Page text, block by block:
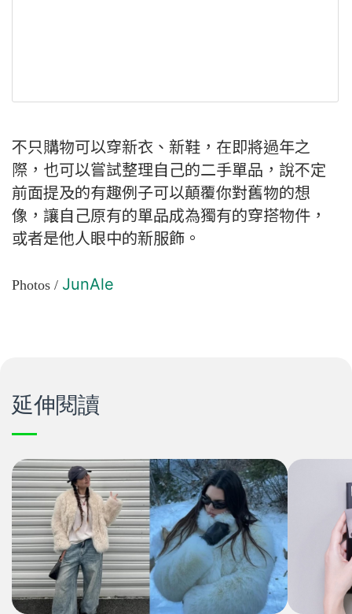
不只購物可以穿新衣、新鞋，在即將過年之
際，也可以嘗試整理自己的二手單品，說不定
前面提及的有趣例子可以顛覆你對舊物的想
像，讓自己原有的單品成為獨有的穿搭物件，
或者是他人眼中的新服飾。
Photos / JunAle
延伸閱讀